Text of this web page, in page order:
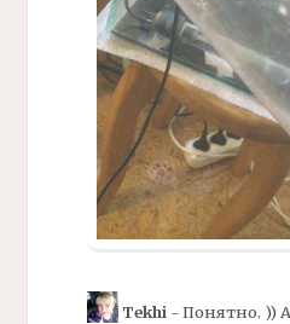
Tekhi- Понятно. )) А